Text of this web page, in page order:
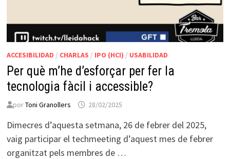
ACCESIBILIDAD / CHARLAS / IPO (HCI) / USABILIDAD
Per què m’he d’esforçar per fer la
tecnologia fàcil i accessible?
porToni Granollers 28/02/2025
Dimecres d’aquesta setmana, 26 de febrer del 2025,
vaig participar el techmeeting d’aquest mes de febrer
organitzat pels membres de …